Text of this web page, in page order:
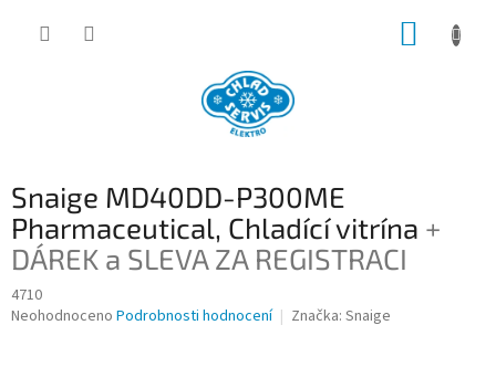
Snaige MD40DD-P300ME
Pharmaceutical, Chladící vitrína +
DÁREK a SLEVA ZA REGISTRACI
4710
Průměrné
Neohodnoceno Podrobnosti hodnocení Značka: Snaige